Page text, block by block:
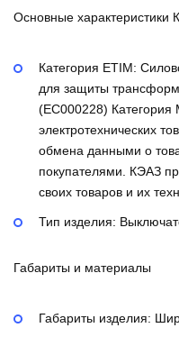
Основные характеристики
Категория ETIM:
для защиты
(EC000228) Категория
электротехнических
обмена данными о
покупателями. КЭАЗ
своих товаров и их
Тип изделия:
Габариты и материалы
Габариты изделия: